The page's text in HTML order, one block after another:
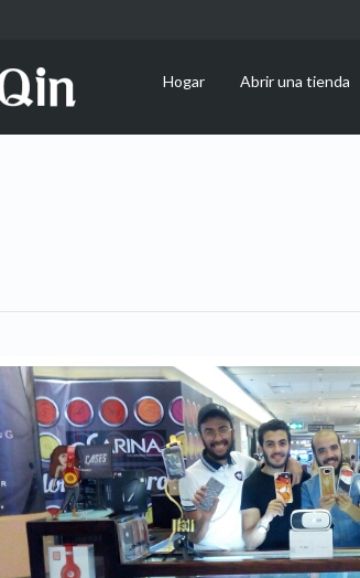
Hogar Abrir una tienda